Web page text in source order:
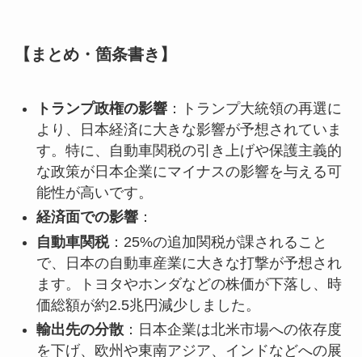
【まとめ・箇条書き】
トランプ政権の影響：トランプ大統領の再選に
より、日本経済に大きな影響が予想されていま
す。特に、自動車関税の引き上げや保護主義的
な政策が日本企業にマイナスの影響を与える可
能性が高いです。
経済面での影響：
自動車関税：25%の追加関税が課されること
で、日本の自動車産業に大きな打撃が予想され
ます。トヨタやホンダなどの株価が下落し、時
価総額が約2.5兆円減少しました。
輸出先の分散：日本企業は北米市場への依存度
を下げ、欧州や東南アジア、インドなどへの展